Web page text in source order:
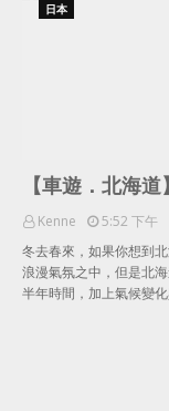
日本
【車遊．北海
Kenne
5:52 下午
冬去春來，如果你想到
浪漫氣氛之中，但是北
半年時間，加上氣候變